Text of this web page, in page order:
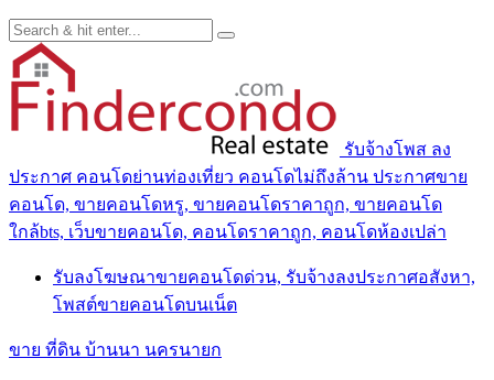
รับจ้างโพส ลง
ประกาศ คอนโดย่านท่องเที่ยว คอนโดไม่ถึงล้าน ประกาศขาย
คอนโด, ขายคอนโดหรู, ขายคอนโดราคาถูก, ขายคอนโด
ใกล้bts, เว็บขายคอนโด, คอนโดราคาถูก, คอนโดห้องเปล่า
รับลงโฆษณาขายคอนโดด่วน, รับจ้างลงประกาศอสังหา,
โพสต์ขายคอนโดบนเน็ต
ขาย ที่ดิน บ้านนา นครนายก